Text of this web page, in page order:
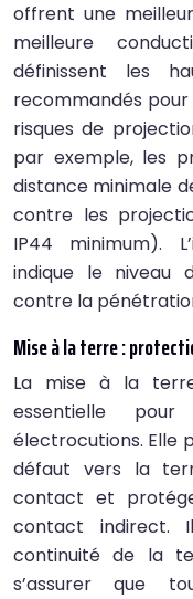
offrent une
meilleure
définissent les
recommandés
risques de
par exemple, les
distance minimale
contre les
IP44 minimum).
indique le niveau
contre la
Mise à la terre :
La mise à la
essentielle
électrocutions. Elle
défaut vers la
contact et
contact indirect.
continuité de la
s’assurer que